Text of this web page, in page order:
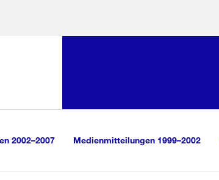
2002–2007 Medienmitteilungen 1999–2002